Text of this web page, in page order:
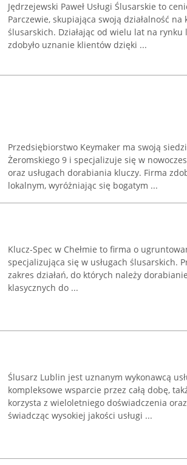
Jędrzejewski Paweł Usługi Ślusarskie to
Parczewie, skupiająca swoją działalność na
ślusarskich. Działając od wielu lat na
zdobyło uznanie klientów dzięki ...
Przedsiębiorstwo Keymaker ma swoją
Żeromskiego 9 i specjalizuje się w
oraz usługach dorabiania kluczy. Firma
lokalnym, wyróżniając się bogatym ...
Klucz-Spec w Chełmie to firma o
specjalizująca się w usługach ślusarskich.
zakres działań, do których należy
klasycznych do ...
Ślusarz Lublin jest uznanym wykonawcą
kompleksowe wsparcie przez całą dobę,
korzysta z wieloletniego doświadczenia
świadcząc wysokiej jakości usługi ...